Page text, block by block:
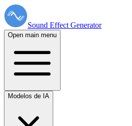
Sound Effect Generator
Open main menu
Modelos de IA